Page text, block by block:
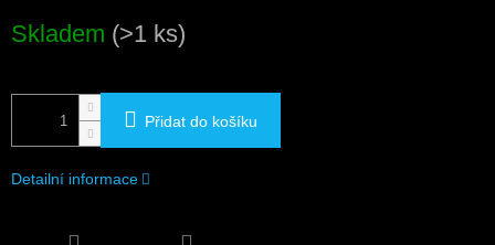
cena:
Skladem (>1 ks)
Přidat do košíku
Detailní informace